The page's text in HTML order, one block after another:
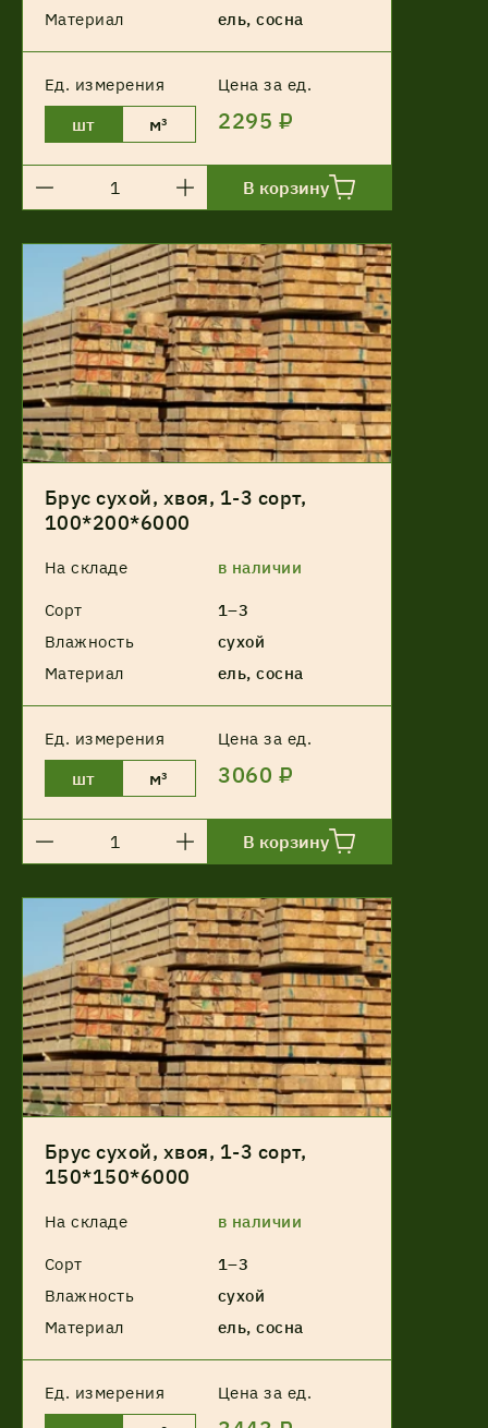
Материал
ель, сосна
Ед. измерения Цена за ед.
шт м³ 2295 ₽
В корзину
Брус сухой, хвоя, 1-3 сорт,
100*200*6000
На складе в наличии
Сорт
1–3
Влажность
сухой
Материал
ель, сосна
Ед. измерения Цена за ед.
шт м³ 3060 ₽
В корзину
Брус сухой, хвоя, 1-3 сорт,
150*150*6000
На складе в наличии
Сорт
1–3
Влажность
сухой
Материал
ель, сосна
Ед. измерения Цена за ед.